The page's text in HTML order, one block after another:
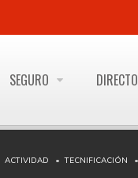
SEGURO DIRECTO
ACTIVIDAD TECNIFICACIÓN